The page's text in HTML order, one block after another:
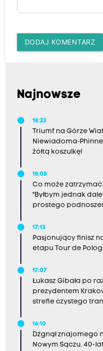
DODAJ KOMENTARZ
Najnowsze
18:23
Triumf na Górze
Niewiadoma-
żółtą koszulkę!
18:08
Co może
"Byłbym jednak
prostego
17:13
Pasjonujący finisz
etapu Tour de
17:07
Łukasz Gibała po
prezydentem
strefie czystego
16:10
Dźgnął znajomego
Nowym Sączu. 40-